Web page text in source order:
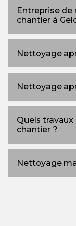
Entreprise
chantier à
Nettoyage
Nettoyage
Quels
chantier ?
Nettoyage